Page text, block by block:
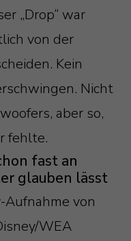
„Drop“ war
von der
Kein
Nicht
aber so,
fehlte.
fast an
glauben lässt
von
WEA